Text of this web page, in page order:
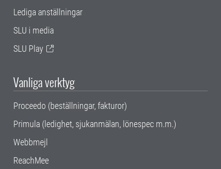
Lediga anställningar
SLU i media
SLU Play
Vanliga verktyg
Proceedo (beställningar, fakturor)
Primula (ledighet, sjukanmälan, lönespec m.m.)
Webbmejl
ReachMee